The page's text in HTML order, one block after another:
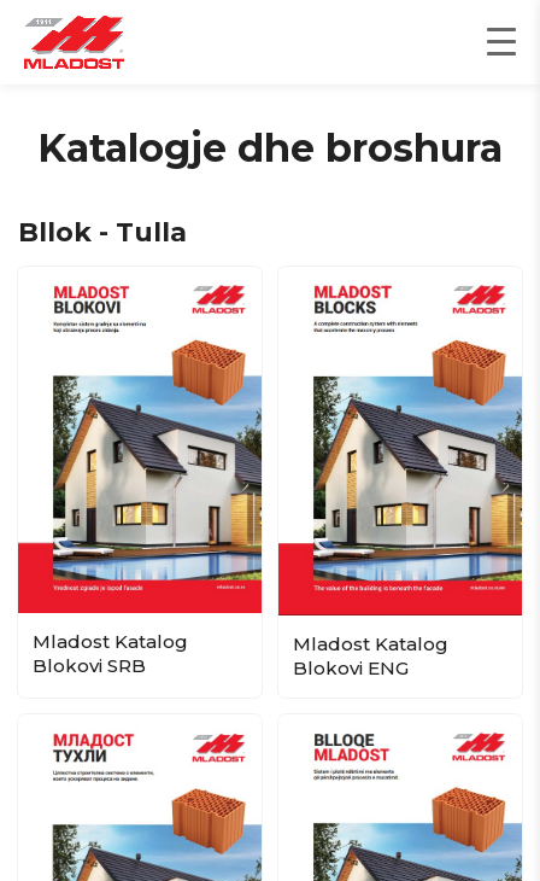
Skip
content
Katalogje dhe broshura
Bllok - Tulla
Mladost Katalog
Blokovi SRB
Mladost Katalog
Blokovi ENG